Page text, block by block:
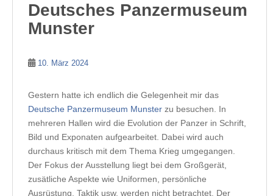
Deutsches Panzermuseum
Munster
10. März 2024
Gestern hatte ich endlich die Gelegenheit mir das
Deutsche Panzermuseum Munster zu besuchen. In
mehreren Hallen wird die Evolution der Panzer in Schrift,
Bild und Exponaten aufgearbeitet. Dabei wird auch
durchaus kritisch mit dem Thema Krieg umgegangen.
Der Fokus der Ausstellung liegt bei dem Großgerät,
zusätliche Aspekte wie Uniformen, persönliche
Ausrüstung, Taktik usw. werden nicht betrachtet. Der